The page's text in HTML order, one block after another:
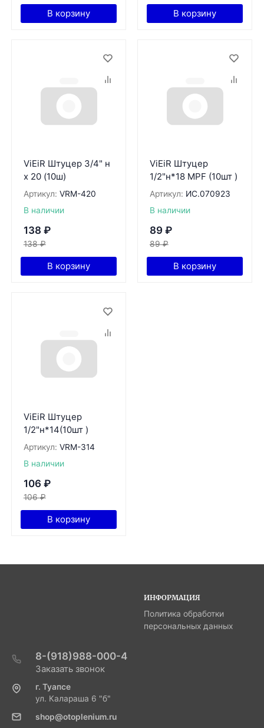
В корзину В корзину
ViEiR Штуцер 3/4" н
х 20 (10ш)
Артикул: VRМ-420
В наличии
138 ₽
138 ₽
В корзину
ViEiR Штуцер
1/2"н*18 MPF (10шт )
Артикул: ИС.070923
В наличии
89 ₽
89 ₽
В корзину
ViEiR Штуцер
1/2"н*14(10шт )
Артикул: VRМ-314
В наличии
106 ₽
106 ₽
В корзину
ИНФОРМАЦИЯ
Политика обработки
персональных данных
8-(918)988-000-4
Заказать звонок
г. Туапсе
ул. Калараша 6 "б"
shop@otoplenium.ru